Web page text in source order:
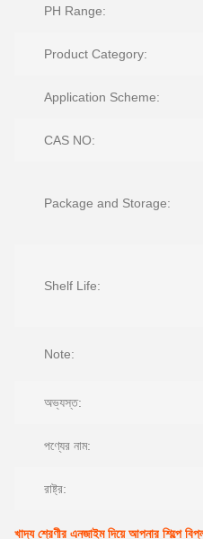
PH Range:
Product Category:
Application Scheme:
CAS NO:
Package and Storage:
Shelf Life:
Note:
অভ্যস্ত:
পণ্যের নাম:
রাষ্ট্র:
খাদ্য শ্রেণীর এনজাইম দিয়ে আপনার শিল্পে